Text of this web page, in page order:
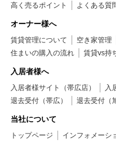
高く売るポイント
よくある質
オーナー様へ
賃貸管理について 空き家管理
住まいの購入の流れ
賃貸vs持
入居者様へ
入居者様サイト（帯広店）
入
退去受付（帯広）
退去受付（
当社について
トップページ インフォメーシ